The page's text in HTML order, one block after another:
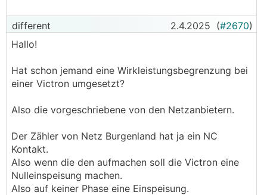
different 2.4.2025 (#2670)
Hallo!
Hat schon jemand eine Wirkleistungsbegrenzung bei
einer Victron umgesetzt?
Also die vorgeschriebene von den Netzanbietern.
Der Zähler von Netz Burgenland hat ja ein NC
Kontakt.
Also wenn die den aufmachen soll die Victron eine
Nulleinspeisung machen.
Also auf keiner Phase eine Einspeisung.